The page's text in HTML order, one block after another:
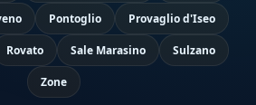
Pontoglio Provaglio d'Iseo
Rovato Sale Marasino Sulzano
Zone